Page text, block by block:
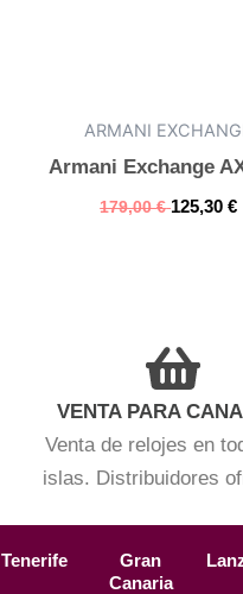
ARMANI
Armani Exchange
179,00€ 125,30€
VENTA PARA
Venta de relojes en
islas. Distribuidores
Tenerife
Gran
Canaria